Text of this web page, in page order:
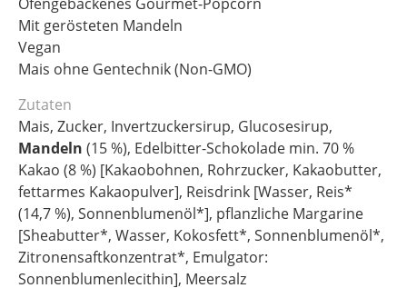
Mit gerösteten Mandeln
Vegan
Mais ohne Gentechnik (Non-GMO)
Zutaten
Mais, Zucker, Invertzuckersirup, Glucosesirup,
Mandeln (15 %), Edelbitter-Schokolade min. 70 %
Kakao (8 %) [Kakaobohnen, Rohrzucker, Kakaobutter,
fettarmes Kakaopulver], Reisdrink [Wasser, Reis*
(14,7 %), Sonnenblumenöl*], pflanzliche Margarine
[Sheabutter*, Wasser, Kokosfett*, Sonnenblumenöl*,
Zitronensaftkonzentrat*, Emulgator:
Sonnenblumenlecithin], Meersalz